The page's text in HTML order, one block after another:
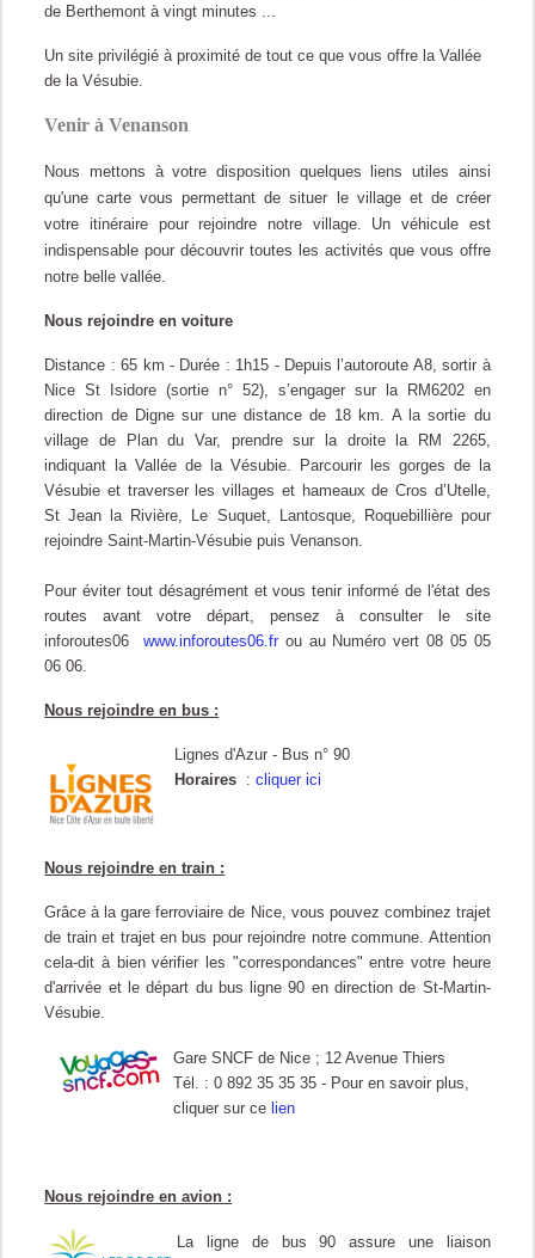
de Berthemont à vingt minutes ...
Un site privilégié à proximité de tout ce que vous offre la Vallée
de la Vésubie.
Venir à Venanson
Nous mettons à votre disposition quelques liens utiles ainsi
qu'une carte vous permettant de situer le village et de créer
votre itinéraire pour rejoindre notre village. Un véhicule est
indispensable pour découvrir toutes les activités que vous offre
notre belle vallée.
Nous rejoindre en voiture
Distance : 65 km - Durée : 1h15 - Depuis l’autoroute A8,sortir à
Nice St Isidore (sortie n° 52), s’engager sur la RM6202 en
direction de Digne sur une distance de 18 km. A la sortie du
village de Plan du Var, prendre sur la droite la RM 2265,
indiquant la Vallée de la Vésubie. Parcourir les gorges de la
Vésubie et traverser les villages et hameaux de Cros d’Utelle,
St Jean la Rivière, Le Suquet, Lantosque, Roquebillière pour
rejoindre Saint-Martin-Vésubie puis Venanson.
Pour éviter tout désagrément et vous tenir informé de l'état des
routes avant votre départ, pensez à consulter le site
inforoutes06
www.inforoutes06.frou au Numéro vert 08 05 05
06 06.
Nous rejoindre en bus :
Lignes d'Azur - Bus n° 90
Horaires :cliquer ici
Nous rejoindre en train :
Grâce à la gare ferroviaire de Nice, vous pouvez combinez trajet
de train et trajet en bus pour rejoindre notre commune. Attention
cela-dit à bien vérifier les "correspondances" entre votre heure
d'arrivée et le départ du bus ligne 90 en direction de St-Martin-
Vésubie.
Gare SNCF de Nice ; 12 Avenue Thiers
Tél. : 0 892 35 35 35 - Pour en savoir plus,
cliquer sur ce lien
Nous rejoindre en avion :
La ligne de bus 90 assure une liaison